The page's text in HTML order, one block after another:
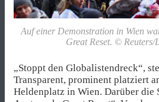
Auf einer Demonstration in Wien
Great Reset. © Reuters/
„Stoppt den Globalistendreck“,
Transparent, prominent platziert
Heldenplatz in Wien. Darüber die